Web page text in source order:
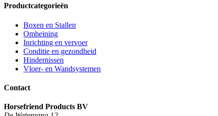
Productcategorieën
Boxen en Stallen
Omheining
Inrichting en vervoer
Conditie en gezondheid
Hindernissen
Vloer- en Wandsystemen
Contact
Horsefriend Products BV